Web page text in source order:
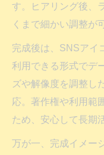
す。ヒアリング後、
くまで細かい調整が
完成後は、SNSアイ
利用できる形式でデ
ズや解像度を調整し
応。著作権や利用範
ため、安心して長期
万が一、完成イメー